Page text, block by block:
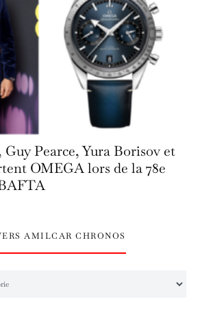
Pearce, Yura Borisov et
OMEGA lors de la 78e
AMILCAR CHRONOS